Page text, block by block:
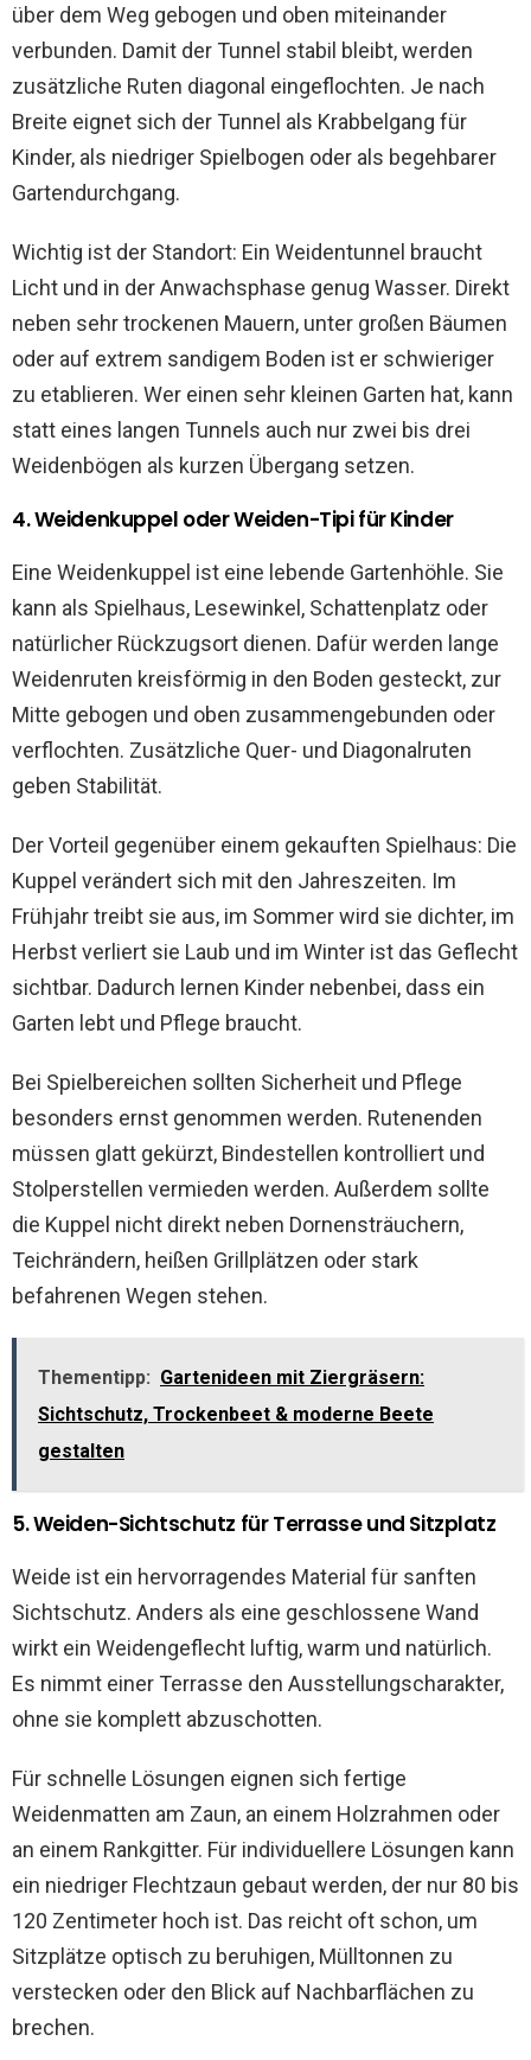
über dem Weg gebogen und oben miteinander
verbunden. Damit der Tunnel stabil bleibt, werden
zusätzliche Ruten diagonal eingeflochten. Je nach
Breite eignet sich der Tunnel als Krabbelgang für
Kinder, als niedriger Spielbogen oder als begehbarer
Gartendurchgang.
Wichtig ist der Standort: Ein Weidentunnel braucht
Licht und in der Anwachsphase genug Wasser. Direkt
neben sehr trockenen Mauern, unter großen Bäumen
oder auf extrem sandigem Boden ist er schwieriger
zu etablieren. Wer einen sehr kleinen Garten hat, kann
statt eines langen Tunnels auch nur zwei bis drei
Weidenbögen als kurzen Übergang setzen.
4. Weidenkuppel oder Weiden-Tipi für Kinder
Eine Weidenkuppel ist eine lebende Gartenhöhle. Sie
kann als Spielhaus, Lesewinkel, Schattenplatz oder
natürlicher Rückzugsort dienen. Dafür werden lange
Weidenruten kreisförmig in den Boden gesteckt, zur
Mitte gebogen und oben zusammengebunden oder
verflochten. Zusätzliche Quer- und Diagonalruten
geben Stabilität.
Der Vorteil gegenüber einem gekauften Spielhaus: Die
Kuppel verändert sich mit den Jahreszeiten. Im
Frühjahr treibt sie aus, im Sommer wird sie dichter, im
Herbst verliert sie Laub und im Winter ist das Geflecht
sichtbar. Dadurch lernen Kinder nebenbei, dass ein
Garten lebt und Pflege braucht.
Bei Spielbereichen sollten Sicherheit und Pflege
besonders ernst genommen werden. Rutenenden
müssen glatt gekürzt, Bindestellen kontrolliert und
Stolperstellen vermieden werden. Außerdem sollte
die Kuppel nicht direkt neben Dornensträuchern,
Teichrändern, heißen Grillplätzen oder stark
befahrenen Wegen stehen.
Thementipp: Gartenideen mit Ziergräsern:
Sichtschutz, Trockenbeet & moderne Beete
gestalten
5. Weiden-Sichtschutz für Terrasse und Sitzplatz
Weide ist ein hervorragendes Material für sanften
Sichtschutz. Anders als eine geschlossene Wand
wirkt ein Weidengeflecht luftig, warm und natürlich.
Es nimmt einer Terrasse den Ausstellungscharakter,
ohne sie komplett abzuschotten.
Für schnelle Lösungen eignen sich fertige
Weidenmatten am Zaun, an einem Holzrahmen oder
an einem Rankgitter. Für individuellere Lösungen kann
ein niedriger Flechtzaun gebaut werden, der nur 80 bis
120 Zentimeter hoch ist. Das reicht oft schon, um
Sitzplätze optisch zu beruhigen, Mülltonnen zu
verstecken oder den Blick auf Nachbarflächen zu
brechen.